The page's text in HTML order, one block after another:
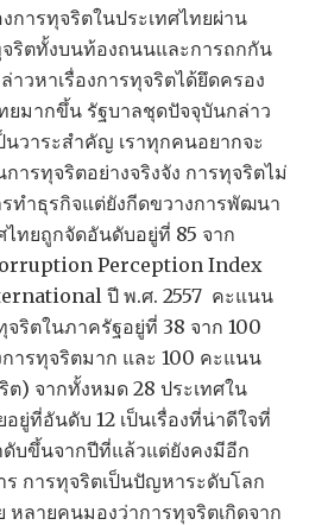
การทุจริตในประเทศไทยผ่าน
ริตทั้งบนท้องถนนและการถกกัน
วหาเรื่องการทุจริตได้ยึดครอง
ยมากขึ้น รัฐบาลชุดปัจจุบันกล่าว
วาระสำคัญ เราทุกคนอยากจะ
ารทุจริตอย่างจริงจัง การทุจริตไม่
ทำธุรกิจแต่ยังกีดขวางการพัฒนา
ไทยถูกจัดอันดับอยู่ที่ 85 จาก
Perception Index
ปี พ.ศ. 2557 คะแนน
ริตในภาครัฐอยู่ที่ 38 จาก 100
ารทุจริตมาก และ 100 คะแนน
ต) จากทั้งหมด 28 ประเทศใน
ยู่ที่อันดับ 12 เป็นเรื่องที่น่าดีใจที่
ดับขึ้นจากปีที่แล้วแต่ยังคงมีอีก
ร การทุจริตเป็นปัญหาระดับโลก
หลายคนมองว่าการทุจริตเกิดจาก